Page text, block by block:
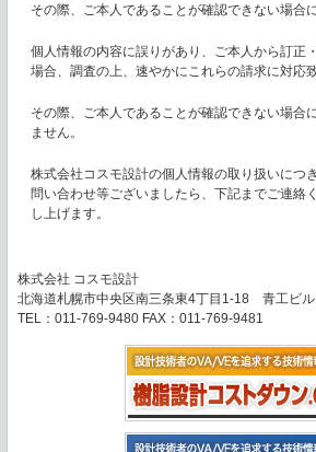
その際、ご本人であることが確認できない場合
個人情報の内容に誤りがあり、ご本人から訂正
場合、調査の上、速やかにこれらの請求に対応
その際、ご本人であることが確認できない場合
ません。
株式会社コスモ設計の個人情報の取り扱いにつ
問い合わせ等ございましたら、下記までご連絡
し上げます。
株式会社 コスモ設計
北海道札幌市中央区南三条東4丁目1-18 青工ビ
TEL：011-769-9480 FAX：011-769-9481